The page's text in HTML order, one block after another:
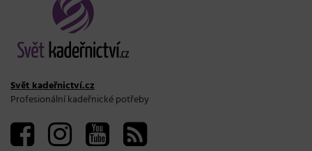
Svět kadeřnictví.cz
Profesionální kadeřnické potřeby